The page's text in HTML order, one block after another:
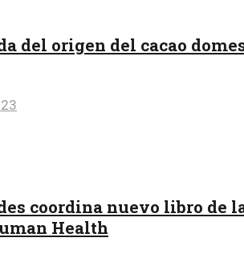
del origen del cacao
coordina nuevo libro de
Health